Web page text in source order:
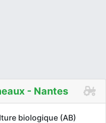
- Nantes
biologique (AB)